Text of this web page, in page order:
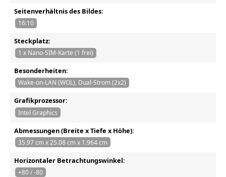
Seitenverhältnis des Bildes:
16:10
Steckplatz:
1 x Nano-SIM-Karte (1 frei)
Besonderheiten:
Wake-on-LAN (WOL), Dual-Strom (2x2)
Grafikprozessor:
Intel Graphics
Abmessungen (Breite x Tiefe x Höhe):
35.97 cm x 25.08 cm x 1.964 cm
Horizontaler Betrachtungswinkel:
+80 / -80